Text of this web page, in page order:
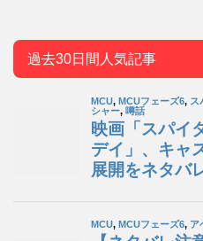
過去30日間人気記事